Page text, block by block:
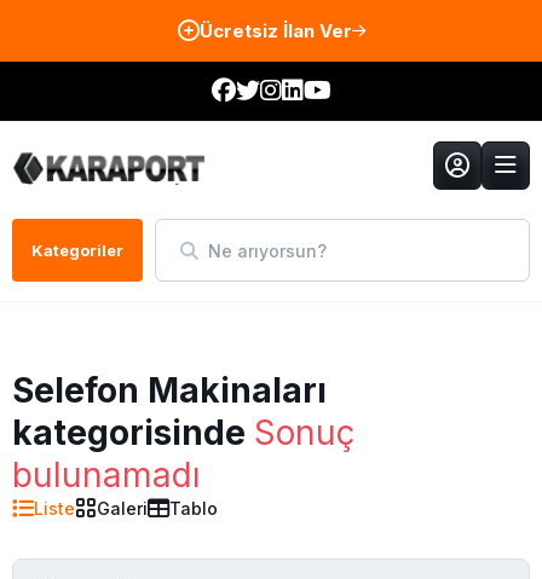
Ücretsiz İlan Ver
Kategoriler Ne arıyorsun?
Selefon Makinaları
kategorisinde Sonuç
bulunamadı
Liste Galeri Tablo